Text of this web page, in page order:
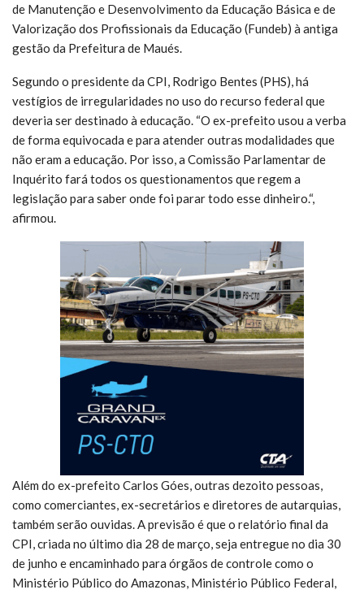
de Manutenção e Desenvolvimento da Educação Básica e de
Valorização dos Profissionais da Educação (Fundeb) à antiga
gestão da Prefeitura de Maués.
Segundo o presidente da CPI, Rodrigo Bentes (PHS), há
vestígios de irregularidades no uso do recurso federal que
deveria ser destinado à educação. “O ex-prefeito usou a verba
de forma equivocada e para atender outras modalidades que
não eram a educação. Por isso, a Comissão Parlamentar de
Inquérito fará todos os questionamentos que regem a
legislação para saber onde foi parar todo esse dinheiro.“,
afirmou.
Além do ex-prefeito Carlos Góes, outras dezoito pessoas,
como comerciantes, ex-secretários e diretores de autarquias,
também serão ouvidas. A previsão é que o relatório final da
CPI, criada no último dia 28 de março, seja entregue no dia 30
de junho e encaminhado para órgãos de controle como o
Ministério Público do Amazonas, Ministério Público Federal,